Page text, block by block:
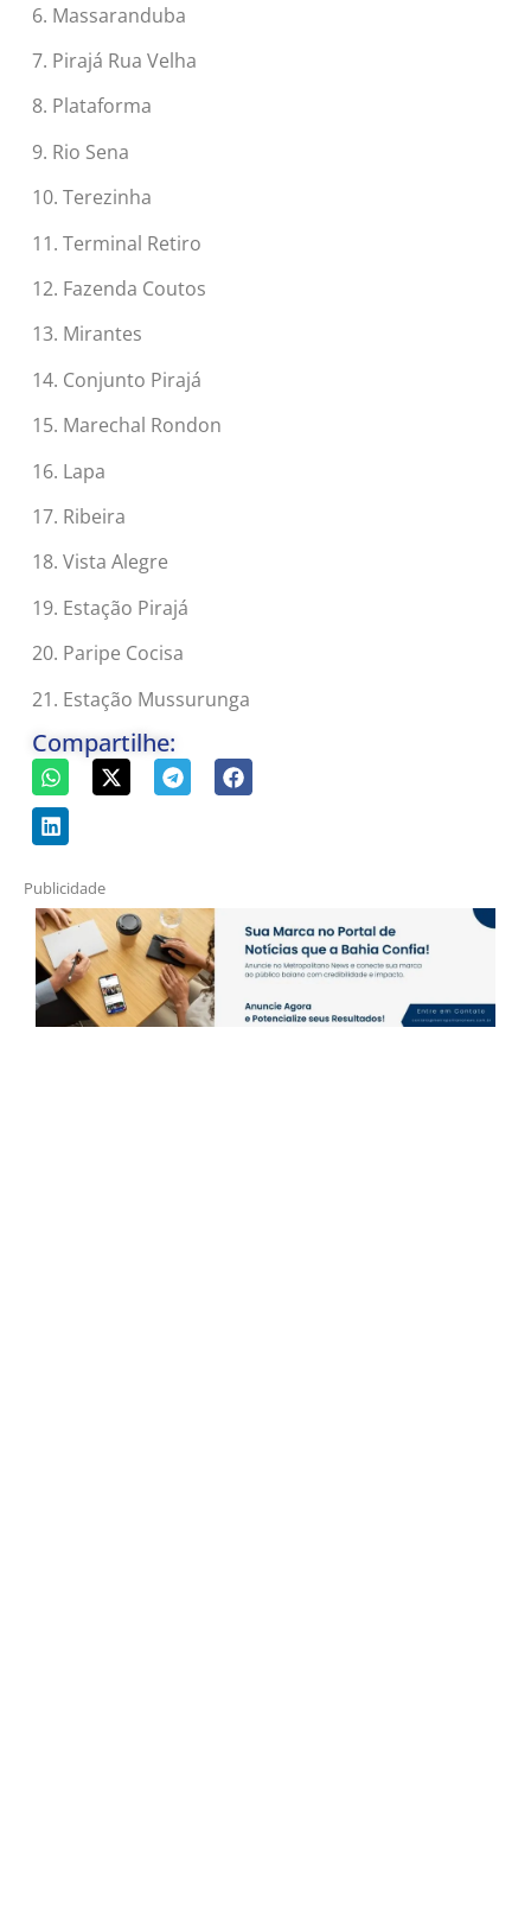
6. Massaranduba
7. Pirajá Rua Velha
8. Plataforma
9. Rio Sena
10. Terezinha
11. Terminal Retiro
12. Fazenda Coutos
13. Mirantes
14. Conjunto Pirajá
15. Marechal Rondon
16. Lapa
17. Ribeira
18. Vista Alegre
19. Estação Pirajá
20. Paripe Cocisa
21. Estação Mussurunga
Compartilhe:
Publicidade